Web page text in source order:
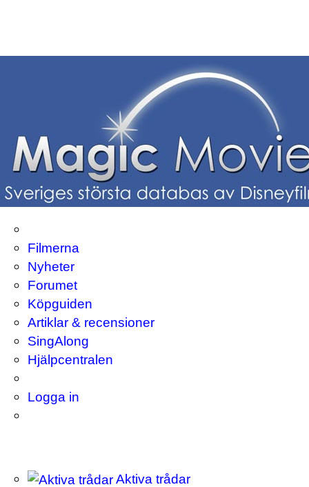
Filmerna
Nyheter
Forumet
Köpguiden
Artiklar & recensioner
SingAlong
Hjälpcentralen
Logga in
Aktiva trådar